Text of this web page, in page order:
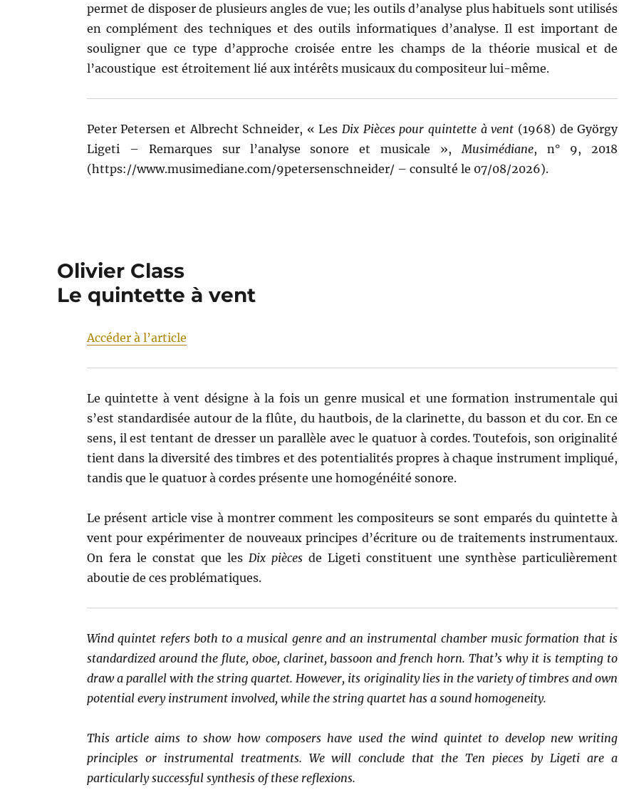
permet de disposer de plusieurs angles de vue; les outils d’analyse plus habituels sont utilisés
en complément des techniques et des outils informatiques d’analyse. Il est important de
souligner que ce type d’approche croisée entre les champs de la théorie musical et de
l’acoustique est étroitement lié aux intérêts musicaux du compositeur lui-même.
Peter Petersen et Albrecht Schneider, « Les Dix Pièces pour quintette à vent (1968) de György
Ligeti – Remarques sur l’analyse sonore et musicale », Musimédiane, n° 9, 2018
(https://www.musimediane.com/9petersenschneider/ – consulté le 07/08/2026).
Olivier Class
Le quintette à vent
Accéder à l’article
Le quintette à vent désigne à la fois un genre musical et une formation instrumentale qui
s’est standardisée autour de la flûte, du hautbois, de la clarinette, du basson et du cor. En ce
sens, il est tentant de dresser un parallèle avec le quatuor à cordes. Toutefois, son originalité
tient dans la diversité des timbres et des potentialités propres à chaque instrument impliqué,
tandis que le quatuor à cordes présente une homogénéité sonore.
Le présent article vise à montrer comment les compositeurs se sont emparés du quintette à
vent pour expérimenter de nouveaux principes d’écriture ou de traitements instrumentaux.
On fera le constat que les Dix piècesde Ligeti constituent une synthèse particulièrement
aboutie de ces problématiques.
Wind quintet refers both to a musical genre and an instrumental chamber music formation that is
standardized around the flute, oboe, clarinet, bassoon and french horn. That’s why it is tempting to
draw a parallel with the string quartet. However, its originality lies in the variety of timbres and own
potential every instrument involved, while the string quartet has a sound homogeneity.
This article aims to show how composers have used the wind quintet to develop new writing
principles or instrumental treatments. We will conclude that the Ten pieces by Ligeti are a
particularly successful synthesis of these reflexions.